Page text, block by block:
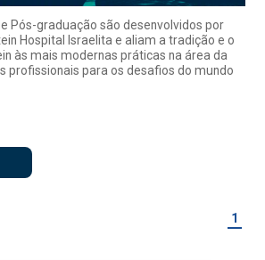
Pós-graduação são desenvolvidos por
Hospital Israelita e aliam a tradição e o
às mais modernas práticas na área da
profissionais para os desafios do mundo
1